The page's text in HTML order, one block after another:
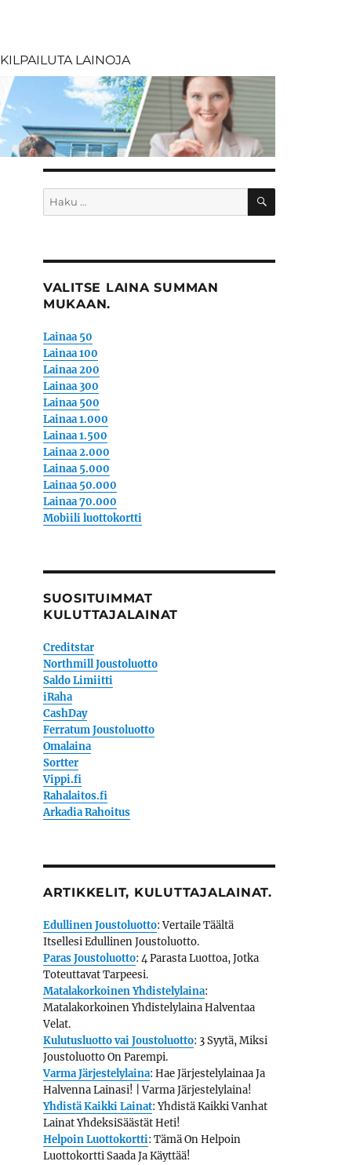
KILPAILUTA LAINOJA
Etsi: HAKU
VALITSE LAINA SUMMAN
MUKAAN.
Lainaa 50
Lainaa 100
Lainaa 200
Lainaa 300
Lainaa 500
Lainaa 1.000
Lainaa 1.500
Lainaa 2.000
Lainaa 5.000
Lainaa 50.000
Lainaa 70.000
Mobiili luottokortti
SUOSITUIMMAT
KULUTTAJALAINAT
Creditstar
Northmill Joustoluotto
Saldo Limiitti
iRaha
CashDay
Ferratum Joustoluotto
Omalaina
Sortter
Vippi.fi
Rahalaitos.fi
Arkadia Rahoitus
ARTIKKELIT, KULUTTAJALAINAT.
Edullinen Joustoluotto: Vertaile Täältä
Itsellesi Edullinen Joustoluotto.
Paras Joustoluotto: 4 Parasta Luottoa, Jotka
Toteuttavat Tarpeesi.
Matalakorkoinen Yhdistelylaina:
Matalakorkoinen Yhdistelylaina Halventaa
Velat.
Kulutusluotto vai Joustoluotto: 3 Syytä, Miksi
Joustoluotto On Parempi.
Varma Järjestelylaina: Hae Järjestelylainaa Ja
Halvenna Lainasi! | Varma Järjestelylaina!
Yhdistä Kaikki Lainat: Yhdistä Kaikki Vanhat
Lainat YhdeksiSäästät Heti!
Helpoin Luottokortti: Tämä On Helpoin
Luottokortti Saada Ja Käyttää!